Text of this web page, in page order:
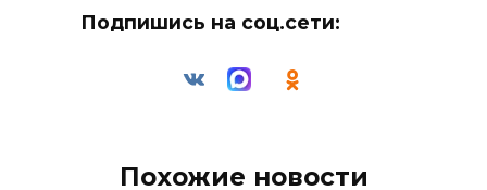
Подпишись на соц.сети:
Похожие новости